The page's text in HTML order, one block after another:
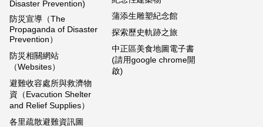
Disaster Prevention)
防災宣導（The
Propaganda of Disaster
Prevention）
防災相關網站
（Websites）
避難收容處所與救濟物
資（Evacution Shelter
and Relief Supplies）
各里疏散避難資訊圖
蒲添生雕塑紀念館
探索歷史軌跡之旅
中正區美食地圖電子書
(請用google chrome開
啟)